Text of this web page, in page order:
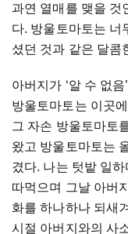
과연 열매를 맺을 것
다. 방울토마토는 너
셨던 것과 같은 달콤
아버지가 ‘알 수 없
방울토마토는 이곳
그 자손 방울토마토
왔고 방울토마토는
겼다. 나는 텃밭 일
따먹으며 그날 아버
화를 하나하나 되새
시절 아버지와의 사